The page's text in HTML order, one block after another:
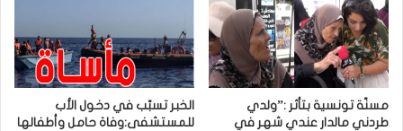
مسنّة تونسية بتأثر :”ولدي
طردني مالدار عندي شهر في
الخبر تسبّب في دخول الأب
للمستشفى:وفاة حامل وأطفالها